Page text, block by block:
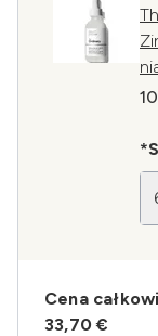
Cena
33,70 €